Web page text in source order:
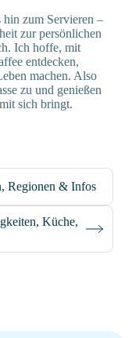
hin zum Servieren –
zur persönlichen
Ich hoffe, mit
entdecken,
machen. Also
zu und genießen
sich bringt.
Regionen & Infos
Küche,